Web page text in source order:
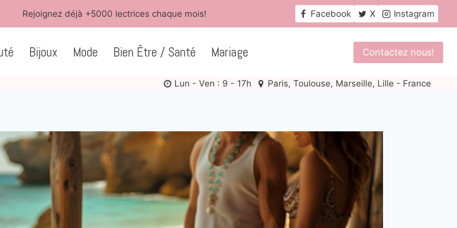
Rejoignez déjà +5000 lectrices chaque mois! Facebook X Instagram
Bijoux Mode Bien Être / Santé Mariage Contactez nous!
Lun - Ven : 9 - 17h Paris, Toulouse, Marseille, Lille - France